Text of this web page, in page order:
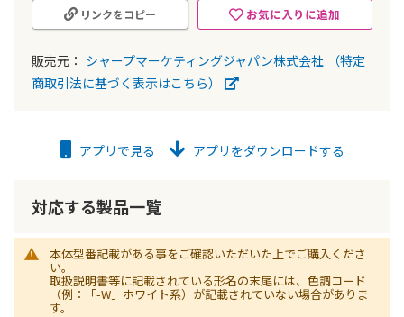
お気に入りに追加
リンクをコピー
販売元： シャープマーケティングジャパン株式会社
（特定
商取引法に基づく表示はこちら）
アプリで見る アプリをダウンロードする
対応する製品一覧
本体型番記載がある事をご確認いただいた上でご購入くださ
い。
取扱説明書等に記載されている形名の末尾には、色調コード
（例：「-W」ホワイト系）が記載されていない場合がありま
す。